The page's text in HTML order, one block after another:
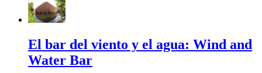
El bar del viento y el agua: Wind and
Water Bar